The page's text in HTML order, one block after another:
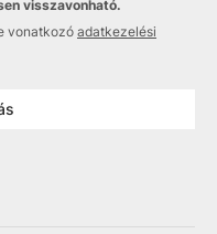
visszavonható.
vonatkozó adatkezelési